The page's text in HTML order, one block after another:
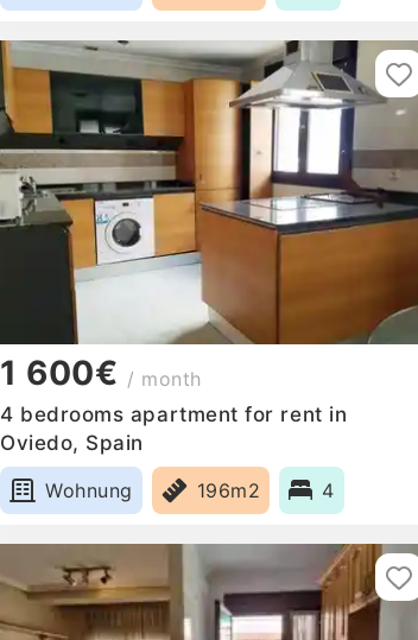
1 600€ / month
4 bedrooms apartment for rent in
Oviedo, Spain
Wohnung
196m2 4